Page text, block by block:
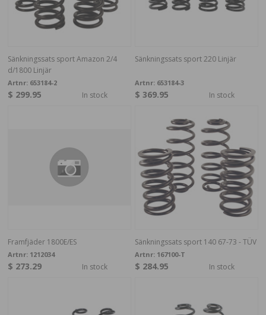
Sänkningssats sport Amazon 2/4
d/1800 Linjär
Artnr: 653184-2
$ 299.95 In stock
Sänkningssats sport 220 Linjär
Artnr: 653184-3
$ 369.95 In stock
Framfjäder 1800E/ES
Artnr: 1212034
$ 273.29 In stock
Sänkningssats sport 140 67-73 - TÜV
Artnr: 167100-T
$ 284.95 In stock